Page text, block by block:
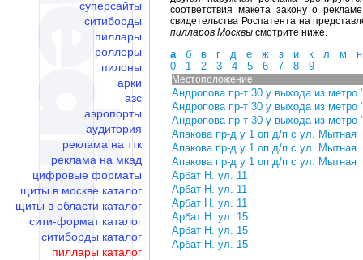
суперсайты
ситиборды
пиллары
роллеры
пилоны
арки
азс
аэропорты
аудитория
реклама на ттк
реклама на мкад
цифровые форматы
щиты в москве каталог
щиты в области каталог
сити-формат каталог
ситиборды каталог
пиллары каталог
соответствия макета закону о
свидетельства Роспатента на
пилларов Москвы смотрите ниже.
а б в г д е ж з и к л м
н
0
1 2 3 4 5 6 7 8 9
Местоположение
Андропова пр-т 30 у выхода из метро
Андропова пр-т 30 у выхода из метро
Андропова пр-т 30 у выхода из метро
Апакова пр-д у 1 оп д/п с ул. Мытная
Апакова пр-д у 1 оп д/п с ул. Мытная
Апакова пр-д у 1 оп д/п с ул. Мытная
Арбат Н. ул. 11
Арбат Н. ул. 11
Арбат Н. ул. 11
Арбат Н. ул. 15
Арбат Н. ул. 15
Арбат Н. ул. 15